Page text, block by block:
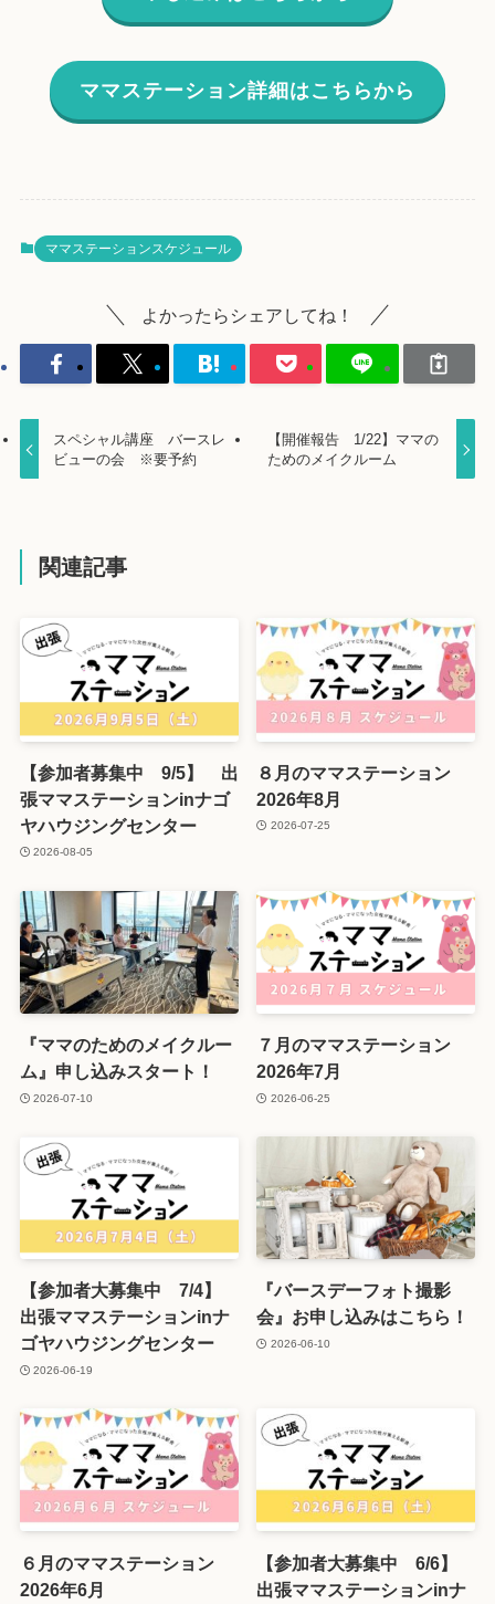
ママステーション詳細はこちらから
ママステーションスケジュール
よかったらシェアしてね！
スペシャル講座 バースレ
ビューの会 ※要予約
【開催報告 1/22】ママの
ためのメイクルーム
関連記事
【参加者募集中 9/5】 出
張ママステーションinナゴ
ヤハウジングセンター
2026-08-05
８月のママステーション
2026年8月
2026-07-25
『ママのためのメイクルー
ム』申し込みスタート！
2026-07-10
７月のママステーション
2026年7月
2026-06-25
【参加者大募集中 7/4】
出張ママステーションinナ
ゴヤハウジングセンター
2026-06-19
『バースデーフォト撮影
会』お申し込みはこちら！
2026-06-10
６月のママステーション
2026年6月
【参加者大募集中 6/6】
出張ママステーションinナ